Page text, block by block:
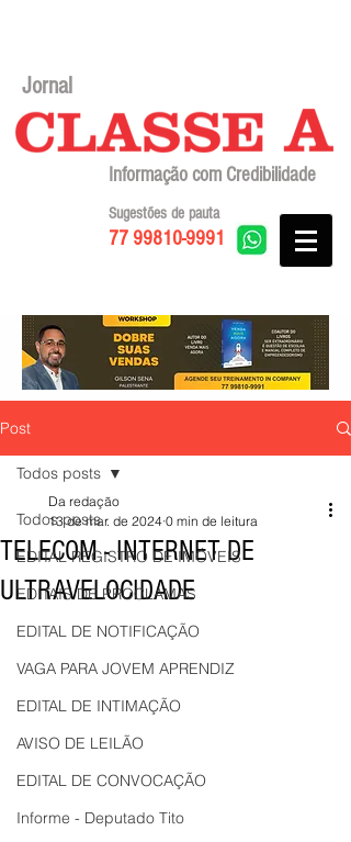
Jornal
Informação com Credibilidade
77 99810-9991
Sugestões de pauta
Post
Todos posts
EDITAL REGISTRO DE IMÓVEIS
EDITAIS DE PROCLAMAS
EDITAL DE NOTIFICAÇÃO
VAGA PARA JOVEM APRENDIZ
EDITAL DE INTIMAÇÃO
AVISO DE LEILÃO
EDITAL DE CONVOCAÇÃO
Informe - Deputado Tito
Todos posts
TELECOM - INTERNET DE
ULTRAVELOCIDADE
Da redação
13 de mar. de 2024 0 min de leitura